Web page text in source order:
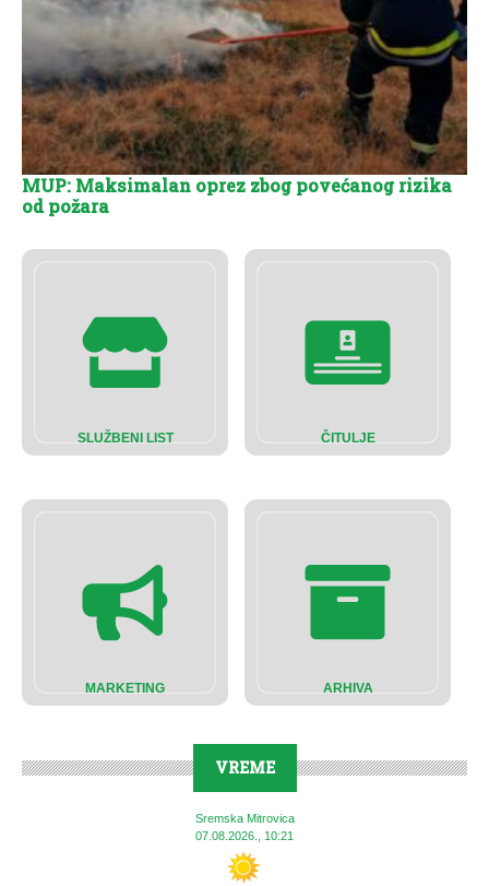
SLUŽBENI LIST ČITULJE
MARKETING ARHIVA
VREME
Sremska Mitrovica
07.08.2026., 10:21
MUP: Maksimalan oprez zbog povećanog rizika
od požara